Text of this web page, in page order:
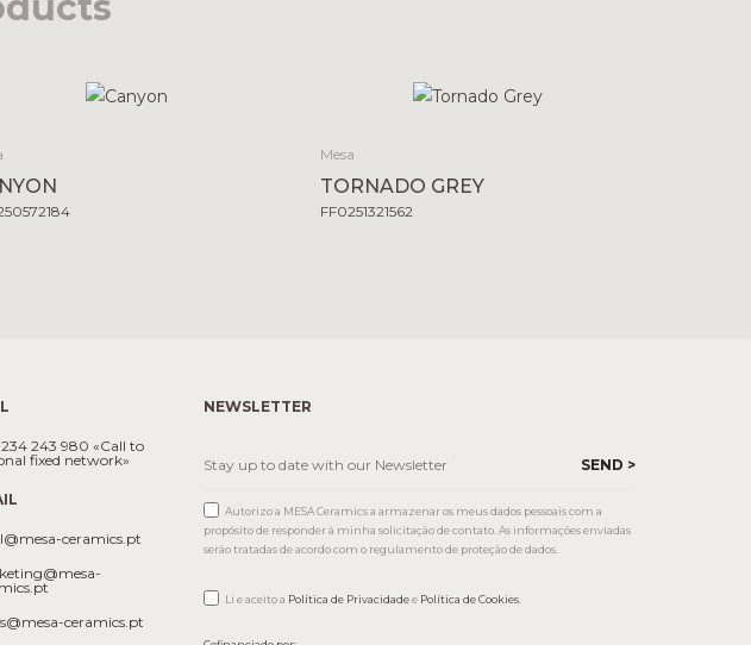
Mesa
TORNADO GREY
FF0251321562
234 243 980 «Call to
fixed network»
ceramics.pt
ceramics.pt
NEWSLETTER
Autorizo a MESA Ceramics a armazenar os meus dados pessoais com a
propósito de responder à minha solicitação de contato. As informações enviadas
serão tratadas de acordo com o regulamento de proteção de dados.
Li e aceito a Política de Privacidadee Política de Cookies.